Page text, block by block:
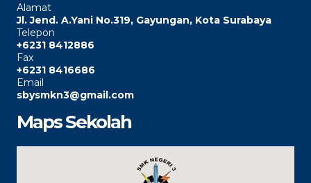
Alamat
Jl. Jend. A.Yani No.319, Gayungan, Kota Surabaya
Telepon
+6231 8412886
Fax
+6231 8416686
Email
sbysmkn3@gmail.com
Maps Sekolah